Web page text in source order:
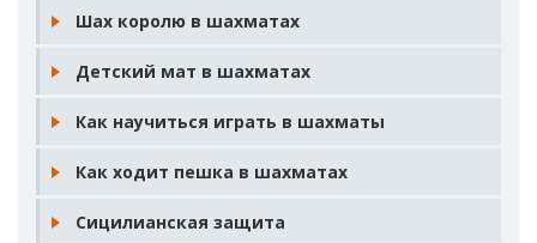
Шах королю в шахматах
Детский мат в шахматах
Как научиться играть в шахматы
Как ходит пешка в шахматах
Сицилианская защита